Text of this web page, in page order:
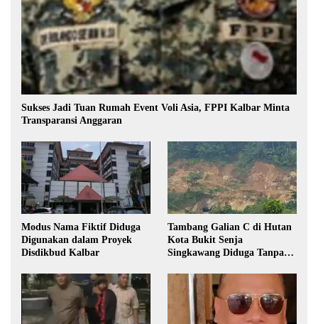
Sukses Jadi Tuan Rumah Event Voli Asia, FPPI Kalbar Minta
Transparansi Anggaran
Modus Nama Fiktif Diduga
Digunakan dalam Proyek
Disdikbud Kalbar
Tambang Galian C di Hutan
Kota Bukit Senja
Singkawang Diduga Tanpa